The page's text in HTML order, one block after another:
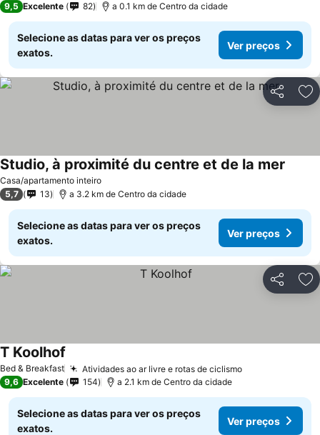
9,5 Excelente 82 a 0.1 km de Centro da cidade
Selecione as datas para ver os preços
exatos.
Ver preços
Partilhar
Casa/apartamento inteiro
Studio, à proximité du centre et de la mer
5,7 13 a 3.2 km de Centro da cidade
Selecione as datas para ver os preços
exatos.
Ver preços
Partilhar
Bed & Breakfast Atividades ao ar livre e rotas de ciclismo
T Koolhof
9,6 Excelente 154 a 2.1 km de Centro da cidade
Selecione as datas para ver os preços
exatos.
Ver preços